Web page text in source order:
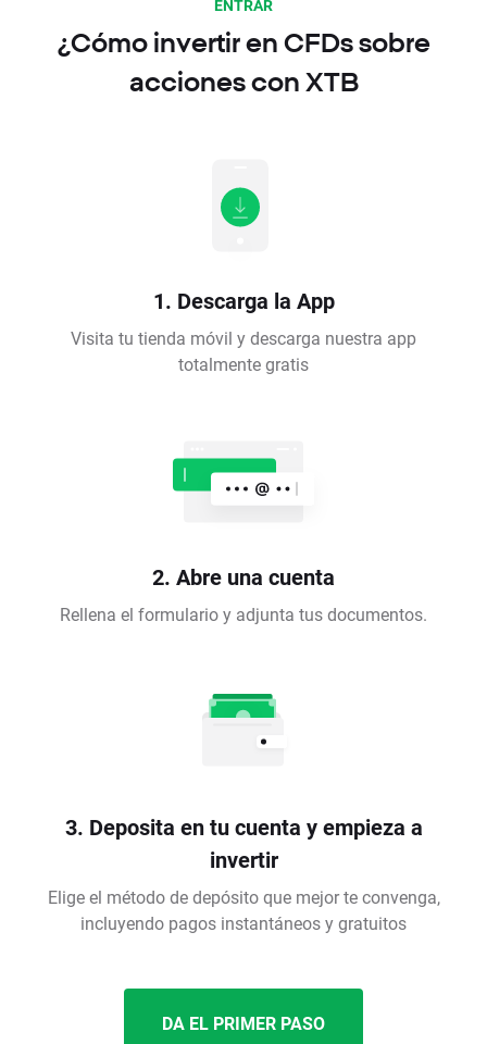
ENTRAR
¿Cómo invertir en CFDs sobre
acciones con XTB
1. Descarga la App
Visita tu tienda móvil y descarga nuestra app
totalmente gratis
2. Abre una cuenta
Rellena el formulario y adjunta tus documentos.
3. Deposita en tu cuenta y empieza a
invertir
Elige el método de depósito que mejor te convenga,
incluyendo pagos instantáneos y gratuitos
DA EL PRIMER PASO